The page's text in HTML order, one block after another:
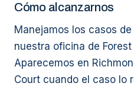
Cómo alcanzarnos
Manejamos los casos
nuestra oficina de
Aparecemos en
Court cuando el caso lo